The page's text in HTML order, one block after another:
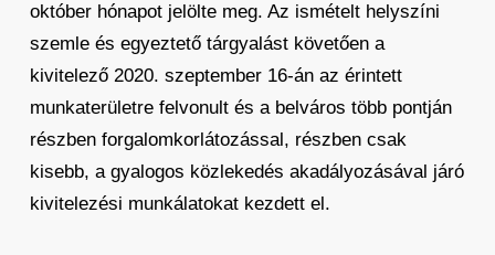
október hónapot jelölte meg. Az ismételt helyszíni
szemle és egyeztető tárgyalást követően a
kivitelező 2020. szeptember 16-án az érintett
munkaterületre felvonult és a belváros több pontján
részben forgalomkorlátozással, részben csak
kisebb, a gyalogos közlekedés akadályozásával járó
kivitelezési munkálatokat kezdett el.